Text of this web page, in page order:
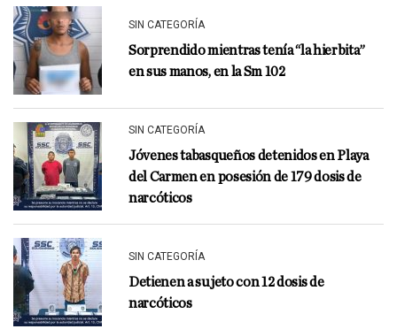
SIN CATEGORÍA
Sorprendido mientras tenía “la hierbita”
en sus manos, en la Sm 102
SIN CATEGORÍA
Jóvenes tabasqueños detenidos en Playa
del Carmen en posesión de 179 dosis de
narcóticos
SIN CATEGORÍA
Detienen a sujeto con 12 dosis de
narcóticos